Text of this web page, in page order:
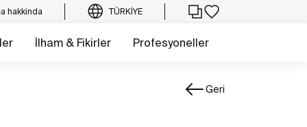
hakkinda TÜRKIYE
İlham & Fikirler Profesyoneller
Geri